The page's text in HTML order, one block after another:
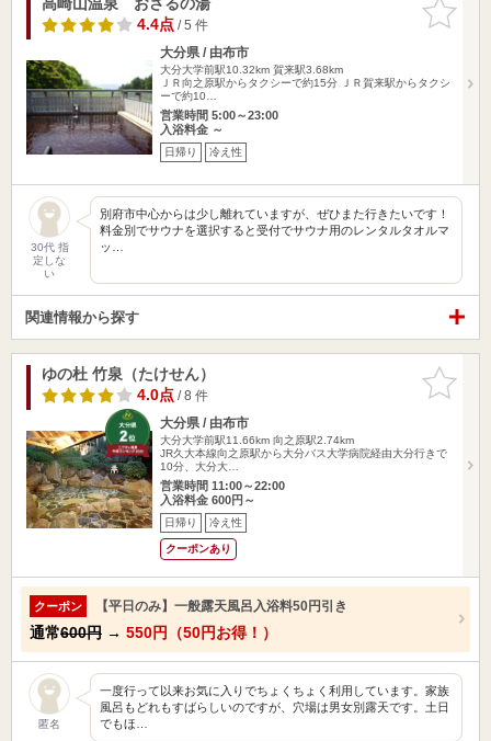
りに追加
4.4点/ 5 件
大分県 / 由布市
大分大学前駅10.32km 賀来駅3.68km
ＪＲ向之原駅からタクシーで約15分 ＪＲ賀来駅からタクシ
ーで約10…
営業時間 5:00～23:00
入浴料金 ～
日帰り 冷え性
30代 指
定しな
い
別府市中心からは少し離れていますが、ぜひまた行きたいです！
料金別でサウナを選択すると受付でサウナ用のレンタルタオルマ
ッ…
関連情報から探す
お気に入
りに追加
ゆの杜 竹泉（たけせん）
4.0点/ 8 件
大分県 / 由布市
大分大学前駅11.66km 向之原駅2.74km
JR久大本線向之原駅から大分バス大学病院経由大分行きで
10分、大分大…
営業時間 11:00～22:00
入浴料金 600円～
日帰り 冷え性
クーポンあり
クーポン 【平日のみ】一般露天風呂入浴料50円引き
通常600円 → 550円（50円お得！）
匿名
一度行って以来お気に入りでちょくちょく利用しています。家族
風呂もどれもすばらしいのですが、穴場は男女別露天です。土日
でもほ…